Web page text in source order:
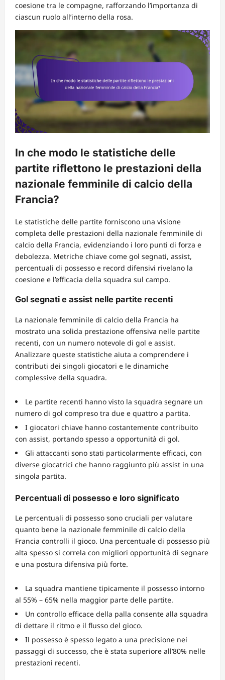
coesione tra le compagne, rafforzando l’importanza di
ciascun ruolo all’interno della rosa.
In che modo le statistiche delle
partite riflettono le prestazioni della
nazionale femminile di calcio della
Francia?
Le statistiche delle partite forniscono una visione
completa delle prestazioni della nazionale femminile di
calcio della Francia, evidenziando i loro punti di forza e
debolezza. Metriche chiave come gol segnati, assist,
percentuali di possesso e record difensivi rivelano la
coesione e l’efficacia della squadra sul campo.
Gol segnati e assist nelle partite recenti
La nazionale femminile di calcio della Francia ha
mostrato una solida prestazione offensiva nelle partite
recenti, con un numero notevole di gol e assist.
Analizzare queste statistiche aiuta a comprendere i
contributi dei singoli giocatori e le dinamiche
complessive della squadra.
Le partite recenti hanno visto la squadra segnare un
numero di gol compreso tra due e quattro a partita.
I giocatori chiave hanno costantemente contribuito
con assist, portando spesso a opportunità di gol.
Gli attaccanti sono stati particolarmente efficaci, con
diverse giocatrici che hanno raggiunto più assist in una
singola partita.
Percentuali di possesso e loro significato
Le percentuali di possesso sono cruciali per valutare
quanto bene la nazionale femminile di calcio della
Francia controlli il gioco. Una percentuale di possesso più
alta spesso si correla con migliori opportunità di segnare
e una postura difensiva più forte.
La squadra mantiene tipicamente il possesso intorno
al 55% – 65% nella maggior parte delle partite.
Un controllo efficace della palla consente alla squadra
di dettare il ritmo e il flusso del gioco.
Il possesso è spesso legato a una precisione nei
passaggi di successo, che è stata superiore all’80% nelle
prestazioni recenti.